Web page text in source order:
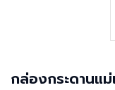
กล่องกระดานแ